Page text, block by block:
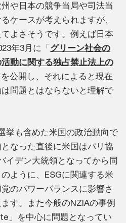
や日本の競争当局や司法当
ケースが考えられますが、
よさそうです。例えば日本
年3月に「 グリーン社会の
動に関する独占禁止法上の
公開し、それによると現在
問題とはならないと理解で
挙も含めた米国の政治動向で
なった直後に米国はパリ協
イデン大統領となってから同
ように、ESGに関連する米
のパワーバランスに影響さ
す。また今般のNZIAの事例
」を中心に問題となってい